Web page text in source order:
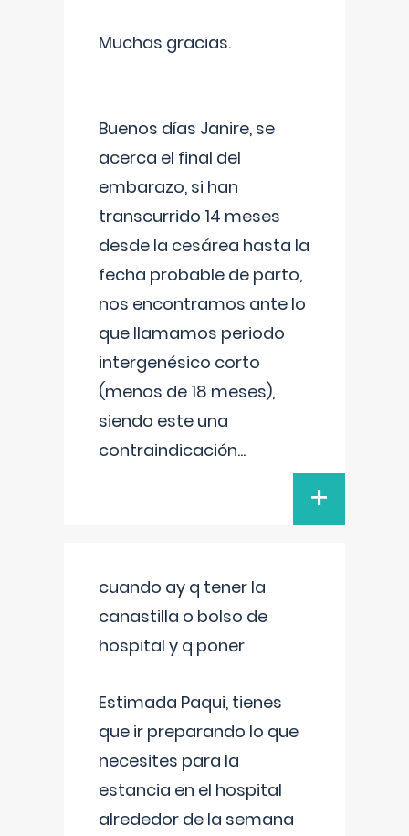
Muchas gracias.
Buenos días Janire, se
acerca el final del
embarazo, si han
transcurrido 14 meses
desde la cesárea hasta la
fecha probable de parto,
nos encontramos ante lo
que llamamos periodo
intergenésico corto
(menos de 18 meses),
siendo este una
contraindicación...
+
cuando ay q tener la
canastilla o bolso de
hospital y q poner
Estimada Paqui, tienes
que ir preparando lo que
necesites para la
estancia en el hospital
alrededor de la semana